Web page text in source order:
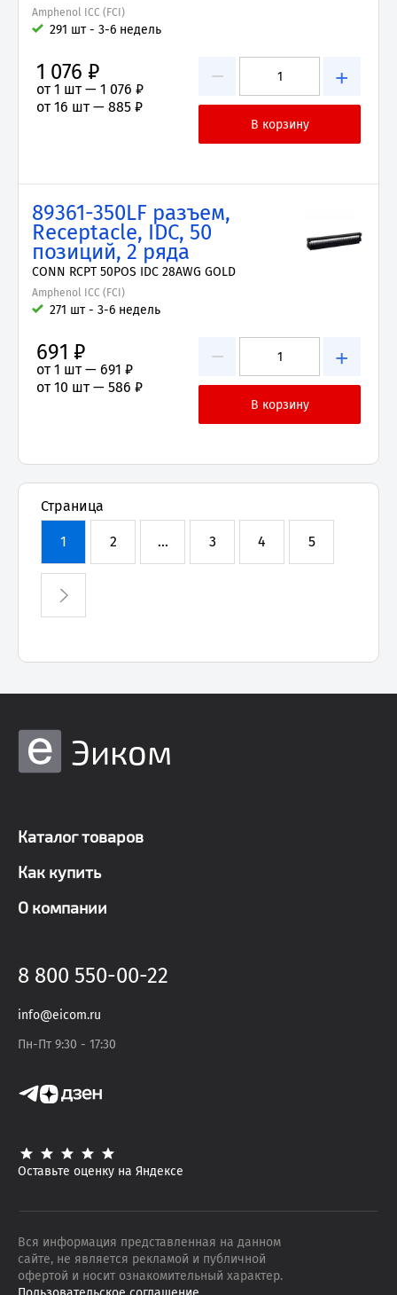
Amphenol ICC (FCI)
291 шт - 3-6 недель
− +
1 076 ₽
от 1 шт — 1 076 ₽
от 16 шт — 885 ₽
89361-350LF разъем,
Receptacle, IDC, 50
позиций, 2 ряда
CONN RCPT 50POS IDC 28AWG GOLD
Amphenol ICC (FCI)
271 шт - 3-6 недель
− +
691 ₽
от 1 шт — 691 ₽
от 10 шт — 586 ₽
Страница
1 2 ... 3 4 5
Эиком
Каталог товаров
Как купить
О компании
8 800 550-00-22
info@eicom.ru
Пн-Пт 9:30 - 17:30
Оставьте оценку на Яндексе
Вся информация представленная на данном
сайте, не является рекламой и публичной
офертой и носит ознакомительный характер.